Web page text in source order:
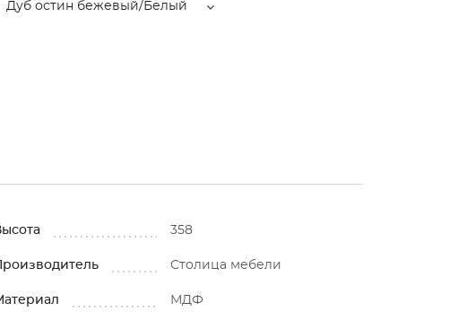
Дуб остин бежевый/Белый
358
Столица мебели
МДФ